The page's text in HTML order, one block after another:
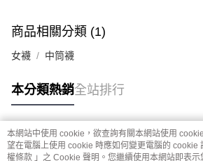
商品相關分類 (1)
女襪 中筒襪
本分類熱銷全站排行
熱門標籤
本網站中使用 cookie，欲查詢有關本網站使用
望在電腦上使用 cookie 時應如何變更電腦的 cookie
權條款 」之 Cookie 聲明。您繼續使用本網站即表